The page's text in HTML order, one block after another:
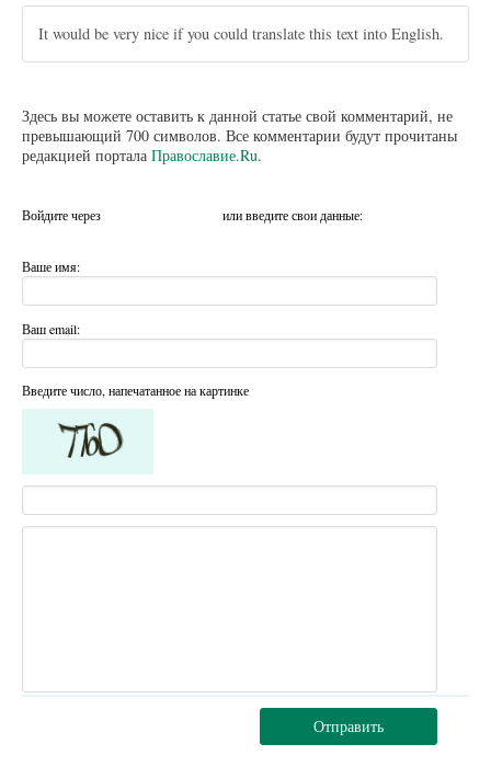
It would be very nice if you could translate this text into English.
Здесь вы можете оставить к данной статье свой комментарий, не
превышающий 700 символов. Все комментарии будут прочитаны
редакцией портала Православие.Ru.
Войдите через или введите свои данные:
Ваше имя:
Ваш email:
Введите число, напечатанное на картинке
Отправить